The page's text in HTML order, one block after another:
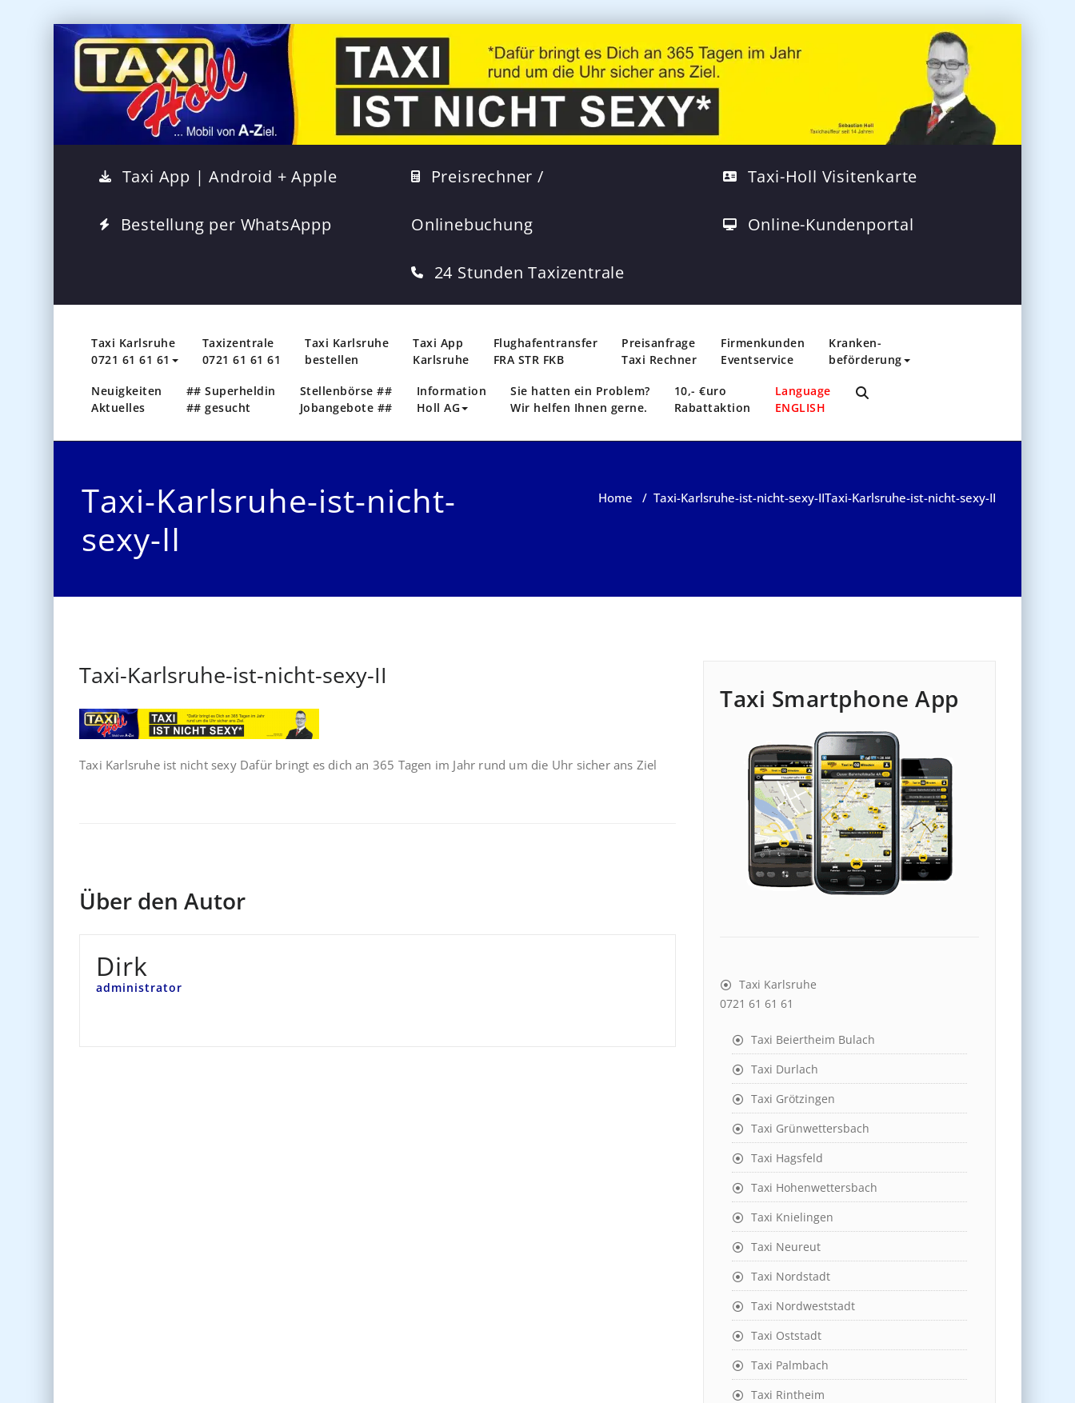
Taxi App | Android + Apple
Bestellung per WhatsAppp
Preisrechner /
Onlinebuchung
24 Stunden Taxizentrale
Taxi-Holl Visitenkarte
Online-Kundenportal
Taxi Karlsruhe
0721 61 61 61
Taxizentrale
0721 61 61 61
Taxi Karlsruhe
bestellen
Taxi App
Karlsruhe
Flughafentransfer
FRA STR FKB
Preisanfrage
Taxi Rechner
Firmenkunden
Eventservice
Kranken-
beförderung
Neuigkeiten
Aktuelles
## Superheldin
## gesucht
Stellenbörse ##
Jobangebote ##
Information
Holl AG
Sie hatten ein Problem?
Wir helfen Ihnen gerne.
10,- €uro
Rabattaktion
Language
ENGLISH
Taxi-Karlsruhe-ist-nicht-
sexy-II
Home / Taxi-Karlsruhe-ist-nicht-sexy-IITaxi-Karlsruhe-ist-nicht-sexy-II
Taxi-Karlsruhe-ist-nicht-sexy-II
Taxi Karlsruhe ist nicht sexy Dafür bringt es dich an 365 Tagen im Jahr rund um die Uhr sicher ans Ziel
Über den Autor
Dirk
administrator
Taxi Smartphone App
Taxi Karlsruhe
0721 61 61 61
Taxi Beiertheim Bulach
Taxi Durlach
Taxi Grötzingen
Taxi Grünwettersbach
Taxi Hagsfeld
Taxi Hohenwettersbach
Taxi Knielingen
Taxi Neureut
Taxi Nordstadt
Taxi Nordweststadt
Taxi Oststadt
Taxi Palmbach
Taxi Rintheim